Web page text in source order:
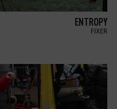
ENTROPY
FIXER